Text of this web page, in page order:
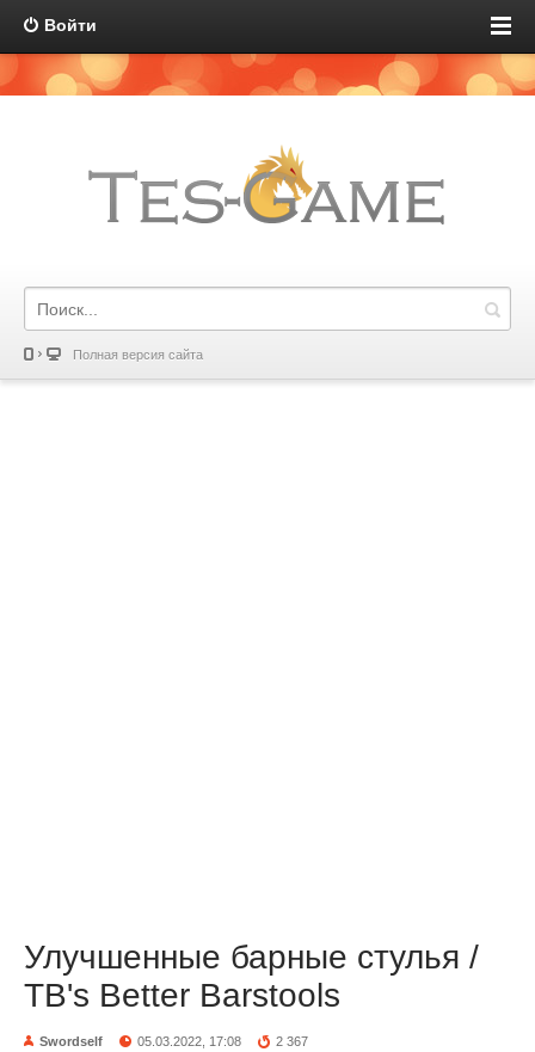
Войти
Полная версия сайта
Улучшенные барные стулья /
TB's Better Barstools
Swordself 05.03.2022, 17:08 2 367